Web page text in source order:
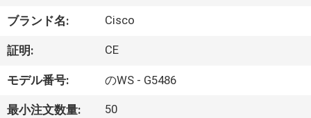
ビ
デ
オ
ブランド名: Cisco
証明: CE
モデル番号: のWS - G5486
最小注文数量: 50